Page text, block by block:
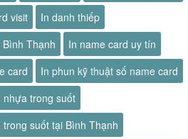
visit
In danh thiếp
Thạnh
In name card uy tín
card
In phun kỹ thuật số name card
nhựa trong suốt
trong suốt tại Bình Thạnh